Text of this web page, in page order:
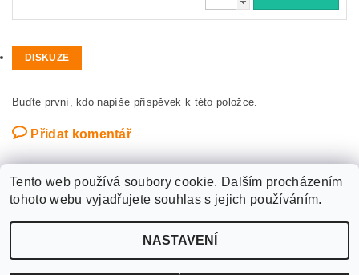
DISKUZE
Buďte první, kdo napíše příspěvek k této položce.
Přidat komentář
WANTED SPORT PARDUBICE , všechna práva vyhrazena
cookies
Tento web používá soubory cookie. Dalším procházením
tohoto webu vyjadřujete souhlas s jejich používáním.
NASTAVENÍ